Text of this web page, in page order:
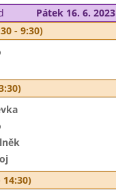
Pátek 16. 6. 2023
- 9:30)
14:30)